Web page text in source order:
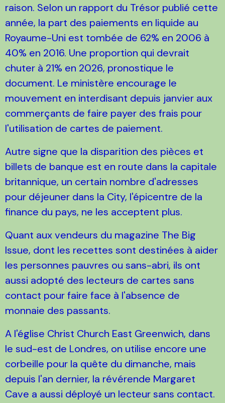
raison. Selon un rapport du Trésor publié cette
année, la part des paiements en liquide au
Royaume-Uni est tombée de 62% en 2006 à
40% en 2016. Une proportion qui devrait
chuter à 21% en 2026, pronostique le
document. Le ministère encourage le
mouvement en interdisant depuis janvier aux
commerçants de faire payer des frais pour
l'utilisation de cartes de paiement.
Autre signe que la disparition des pièces et
billets de banque est en route dans la capitale
britannique, un certain nombre d'adresses
pour déjeuner dans la City, l'épicentre de la
finance du pays, ne les acceptent plus.
Quant aux vendeurs du magazine The Big
Issue, dont les recettes sont destinées à aider
les personnes pauvres ou sans-abri, ils ont
aussi adopté des lecteurs de cartes sans
contact pour faire face à l'absence de
monnaie des passants.
A l'église Christ Church East Greenwich, dans
le sud-est de Londres, on utilise encore une
corbeille pour la quête du dimanche, mais
depuis l'an dernier, la révérende Margaret
Cave a aussi déployé un lecteur sans contact.